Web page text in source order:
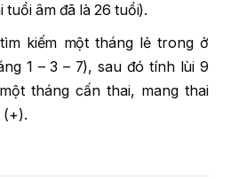
tuổi âm đã là 26 tuổi).
kiếm một tháng lẻ trong ở
1 – 3 – 7), sau đó tính lùi 9
tháng cấn thai, mang thai
(+).